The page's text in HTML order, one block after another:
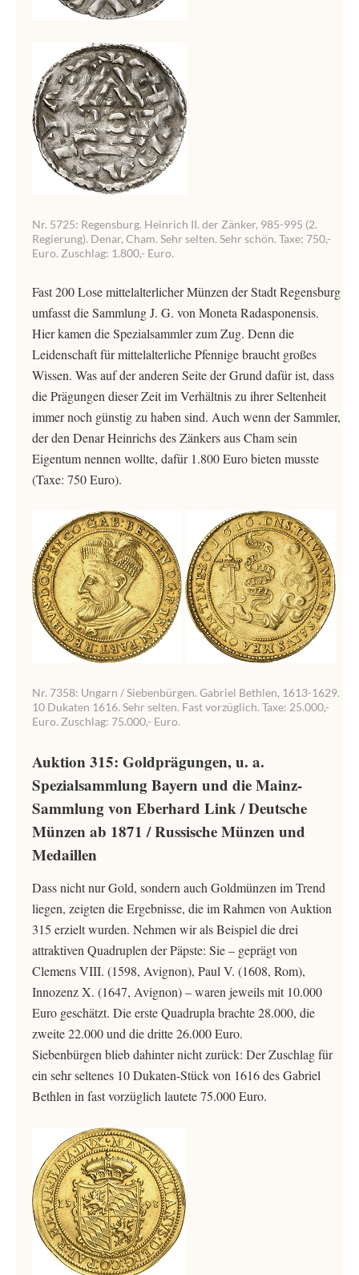
Nr. 5725: Regensburg. Heinrich II. der Zänker, 985-995 (2.
Regierung). Denar, Cham. Sehr selten. Sehr schön. Taxe: 750,-
Euro. Zuschlag: 1.800,- Euro.
Fast 200 Lose mittelalterlicher Münzen der Stadt Regensburg
umfasst die Sammlung J. G. von Moneta Radasponensis.
Hier kamen die Spezialsammler zum Zug. Denn die
Leidenschaft für mittelalterliche Pfennige braucht großes
Wissen. Was auf der anderen Seite der Grund dafür ist, dass
die Prägungen dieser Zeit im Verhältnis zu ihrer Seltenheit
immer noch günstig zu haben sind. Auch wenn der Sammler,
der den Denar Heinrichs des Zänkers aus Cham sein
Eigentum nennen wollte, dafür 1.800 Euro bieten musste
(Taxe: 750 Euro).
Nr. 7358: Ungarn / Siebenbürgen. Gabriel Bethlen, 1613-1629.
10 Dukaten 1616. Sehr selten. Fast vorzüglich. Taxe: 25.000,-
Euro. Zuschlag: 75.000,- Euro.
Auktion 315: Goldprägungen, u. a.
Spezialsammlung Bayern und die Mainz-
Sammlung von Eberhard Link / Deutsche
Münzen ab 1871 / Russische Münzen und
Medaillen
Dass nicht nur Gold, sondern auch Goldmünzen im Trend
liegen, zeigten die Ergebnisse, die im Rahmen von Auktion
315 erzielt wurden. Nehmen wir als Beispiel die drei
attraktiven Quadruplen der Päpste: Sie – geprägt von
Clemens VIII. (1598, Avignon), Paul V. (1608, Rom),
Innozenz X. (1647, Avignon) – waren jeweils mit 10.000
Euro geschätzt. Die erste Quadrupla brachte 28.000, die
zweite 22.000 und die dritte 26.000 Euro.
Siebenbürgen blieb dahinter nicht zurück: Der Zuschlag für
ein sehr seltenes 10 Dukaten-Stück von 1616 des Gabriel
Bethlen in fast vorzüglich lautete 75.000 Euro.